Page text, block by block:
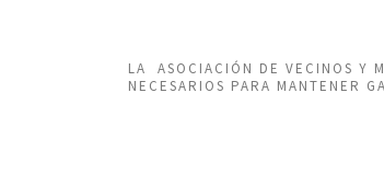
LA ASOCIACIÓN DE VECINOS Y
NECESARIOS PARA MANTENER